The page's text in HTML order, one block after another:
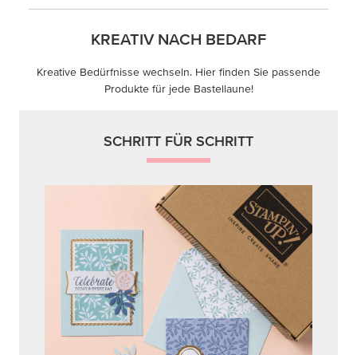
KREATIV NACH BEDARF
Kreative Bedürfnisse wechseln. Hier finden Sie passende
Produkte für jede Bastellaune!
SCHRITT FÜR SCHRITT